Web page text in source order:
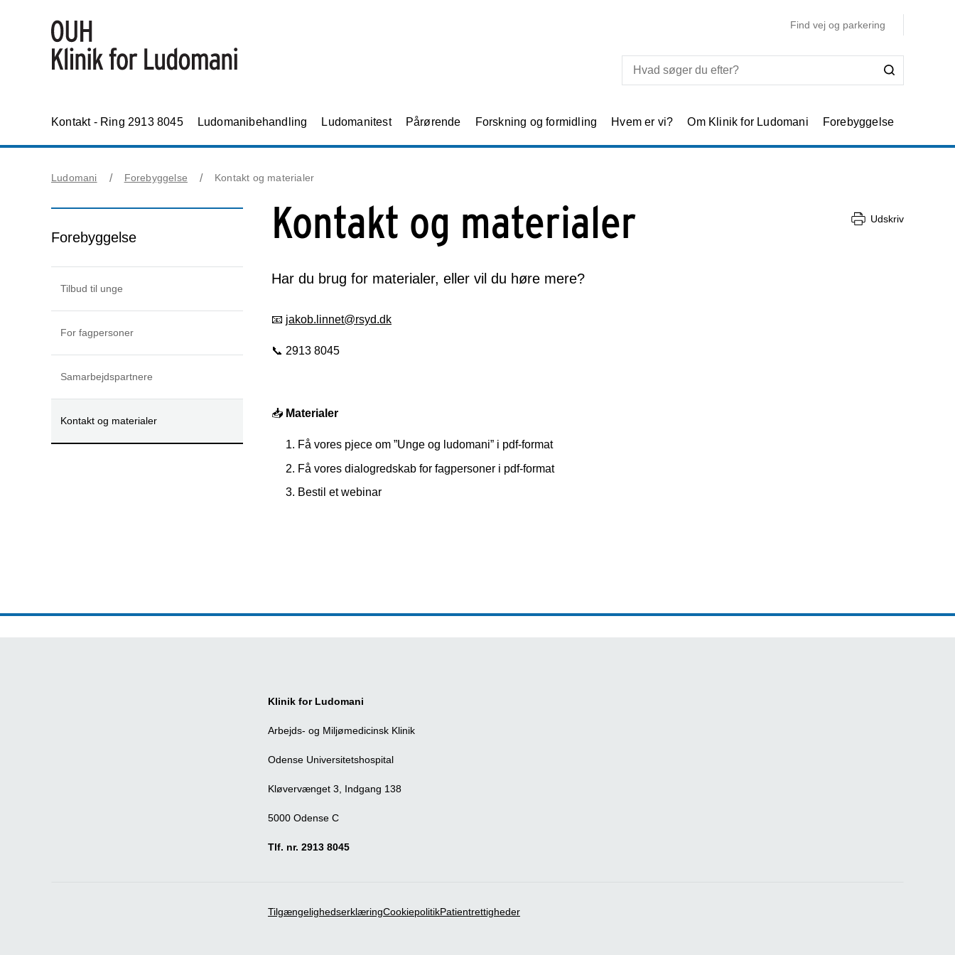
Find vej og parkering
Kontakt - Ring 2913 8045 Ludomanibehandling Ludomanitest Pårørende Forskning og formidling Hvem er vi? Om Klinik for Ludomani Forebyggelse
Ludomani Forebyggelse Kontakt og materialer
Forebyggelse
Tilbud til unge
For fagpersoner
Samarbejdspartnere
Kontakt og materialer
Kontakt og materialer Udskriv
Har du brug for materialer, eller vil du høre mere?
📧 jakob.linnet@rsyd.dk
📞 2913 8045
📥 Materialer
Få vores pjece om ”Unge og ludomani” i pdf-format
Få vores dialogredskab for fagpersoner i pdf-format
Bestil et webinar
Klinik for Ludomani
Arbejds- og Miljømedicinsk Klinik
Odense Universitetshospital
Kløvervænget 3, Indgang 138
5000 Odense C
Tlf. nr. 2913 8045
TilgængelighedserklæringCookiepolitikPatientrettigheder